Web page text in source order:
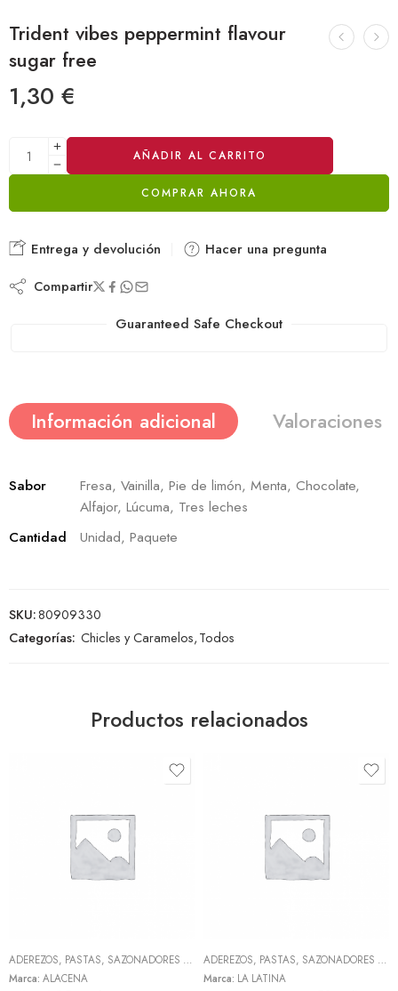
Trident vibes peppermint flavour
sugar free
1,30 €
AÑADIR AL CARRITO
COMPRAR AHORA
Alternative:
Entrega y devolución Hacer una pregunta
Compartir
Guaranteed Safe Checkout
Información adicional Valoraciones
Sabor
Fresa, Vainilla, Pie de limón, Menta, Chocolate,
Alfajor, Lúcuma, Tres leches
Cantidad
Unidad, Paquete
SKU:80909330
Categorías: Chicles y Caramelos,Todos
Productos relacionados
ADEREZOS, PASTAS, SAZONADORES Y CONDIMENTOS ,TODOS
Marca: ALACENA
ADEREZOS, PASTAS, SAZONADORES Y CONDIMENTOS
Marca: LA LATINA